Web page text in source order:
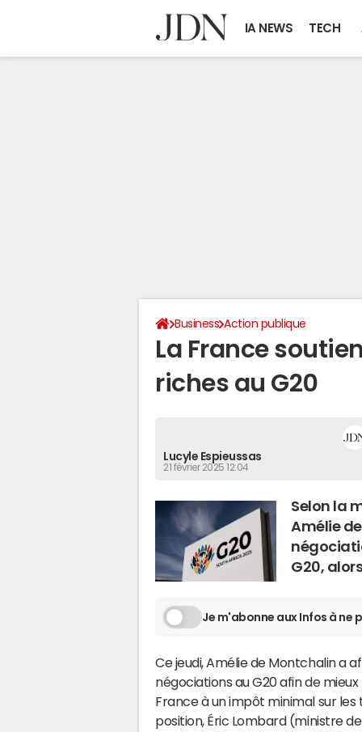
IA NEWS TECH
Business Action publique
La France
riches au G20
Lucyle Espieussas
21 février 2025 12:04
Selon la
Amélie
G20,
Je m'abonne aux Infos à ne
Ce jeudi, Amélie de Montchalin a
négociations au G20 afin de
France à un impôt minimal sur
position, Éric Lombard (ministre